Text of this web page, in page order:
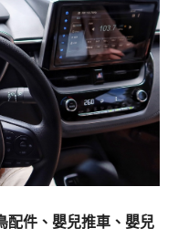
配件、嬰兒推車、嬰兒